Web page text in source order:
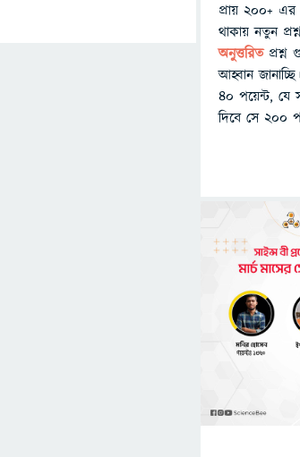
প্রায় ২০০+
থাকায় নতুন
অনুত্তরিত প্রশ্ন
আহ্বান
৪০ পয়েন্ট, যে
দিবে সে ২০০